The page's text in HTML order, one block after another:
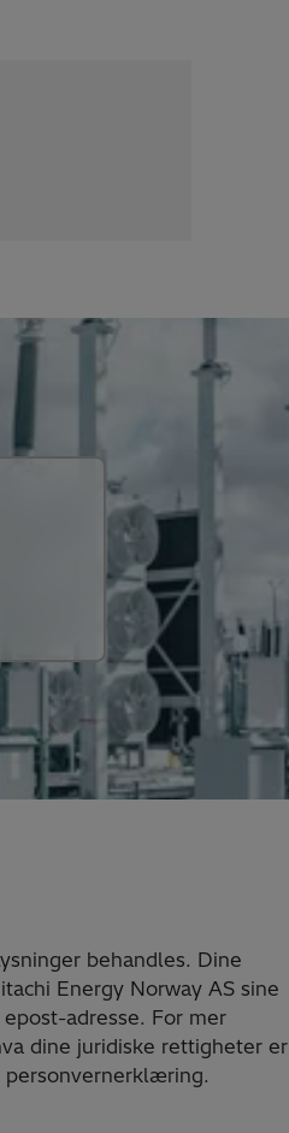
behandles. Dine
Energy Norway AS sine
adresse. For mer
dine juridiske rettigheter er
personvernerklæring.